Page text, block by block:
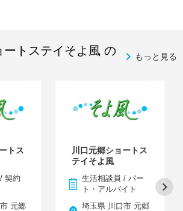
ートステイそよ風 の
もっと見る
トス
契約
元郷
川口元郷ショートス
テイそよ風
生活相談員 / パー
ト・アルバイト
埼玉県 川口市 元郷